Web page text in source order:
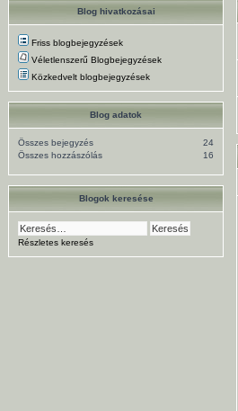
Blog hivatkozásai
Friss blogbejegyzések
Véletlenszerű Blogbejegyzések
Közkedvelt blogbejegyzések
Blog adatok
24
Összes bejegyzés
16
Összes hozzászólás
Blogok keresése
Részletes keresés